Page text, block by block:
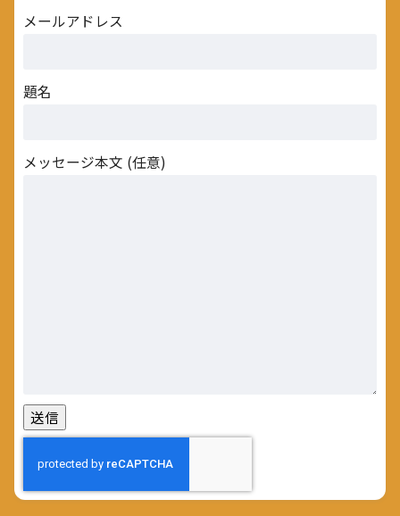
メールアドレス
題名
メッセージ本文 (任意)